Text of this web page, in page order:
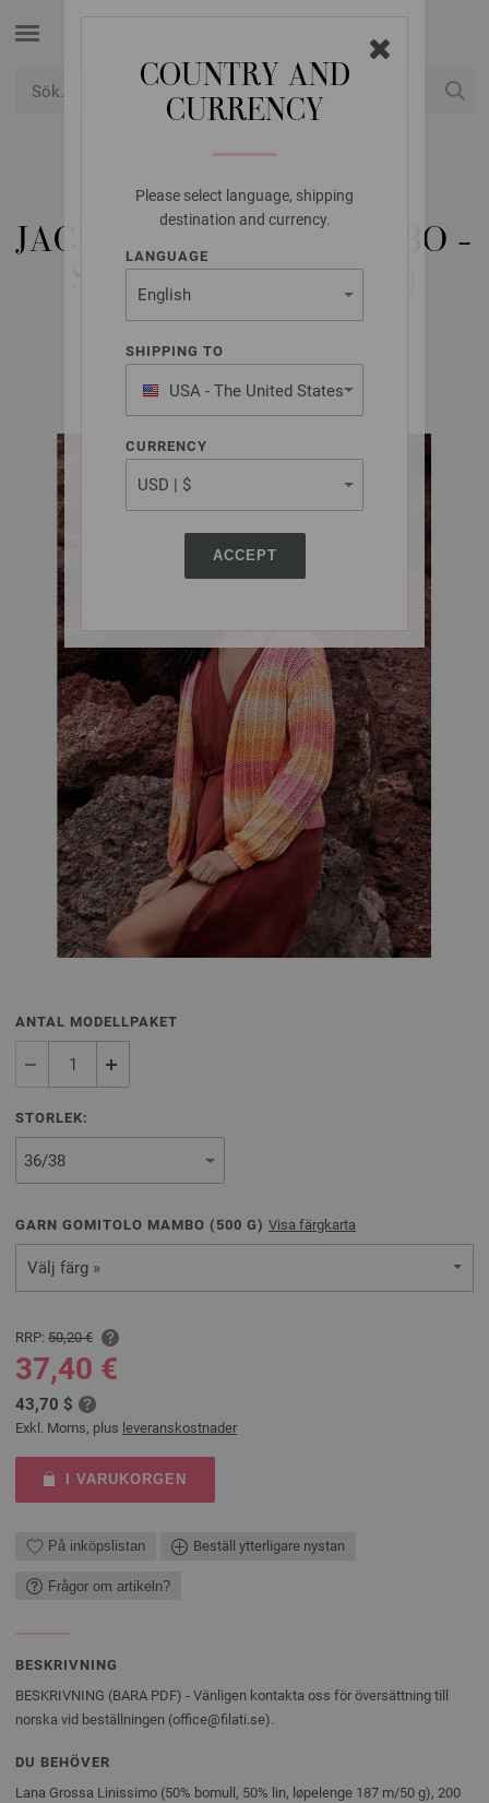
COUNTRY AND
CURRENCY
Please select language, shipping
destination and currency.
LANGUAGE
SHIPPING TO
USA - The United States
of America
CURRENCY
ACCEPT
LANA GROSSA
JACKA GOMITOLO MAMBO -
STICKMÖNSTER (NO)
GOMITOLO No. 15 | Modell 8
ANTAL MODELLPAKET
STORLEK:
GARN GOMITOLO MAMBO ( 500 G) Visa färgkarta
Välj färg »
RRP: 50,20 €
37,40 €
43,70 $
Exkl. Moms, plus leveranskostnader
I VARUKORGEN
På inköpslistan Beställ ytterligare nystan
Frågor om artikeln?
BESKRIVNING
BESKRIVNING (BARA PDF) - Vänligen kontakta oss för översättning till
norska vid beställningen (office@filati.se).
DU BEHÖVER
Lana Grossa Linissimo (50% bomull, 50% lin, løpelenge 187 m/50 g), 200